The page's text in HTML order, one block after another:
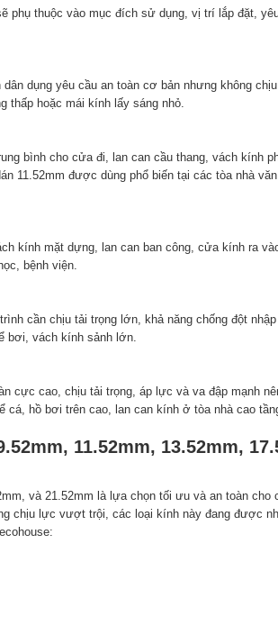
thuộc vào mục đích sử dụng, vị trí lắp đặt,
dụng yêu cầu an toàn cơ bản nhưng không
thấp hoặc mái kính lấy sáng nhỏ.
bình cho cửa đi, lan can cầu thang, vách kính
11.52mm được dùng phổ biến tại các tòa nhà
kính mặt dựng, lan can ban công, cửa kính ra
bệnh viện.
cần chịu tải trọng lớn, khả năng chống đột
bơi, vách kính sảnh lớn.
cực cao, chịu tải trọng, áp lực và va đập mạnh
hồ bơi trên cao, lan can kính ở tòa nhà cao
11.52mm, 13.52mm,
và 21.52mm là lựa chọn tối ưu và an toàn cho
chịu lực vượt trội, các loại kính này đang được